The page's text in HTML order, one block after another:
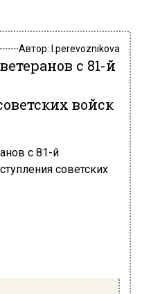
Автор: l.perevoznikova
с 81-й
войск